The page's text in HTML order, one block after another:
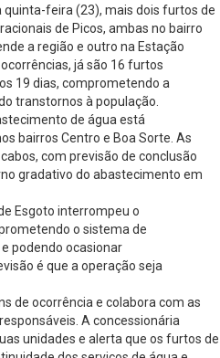
quinta-feira (23), mais dois furtos de
de Picos, ambas no bairro
a região e outro na Estação
já são 16 furtos
19 dias, comprometendo a
transtornos à população.
de água está
bairros Centro e Boa Sorte. As
com previsão de conclusão
gradativo do abastecimento em
Esgoto interrompeu o
o sistema de
podendo ocasionar
é que a operação seja
de ocorrência e colabora com as
A concessionária
unidades e alerta que os furtos de